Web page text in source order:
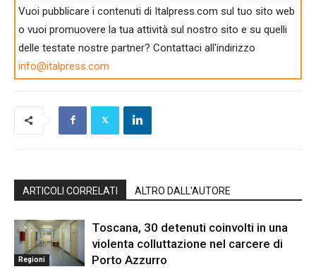
Vuoi pubblicare i contenuti di Italpress.com sul tuo sito web
o vuoi promuovere la tua attività sul nostro sito e su quelli
delle testate nostre partner? Contattaci all'indirizzo
info@italpress.com
ARTICOLI CORRELATI ALTRO DALL'AUTORE
Regioni
Toscana, 30 detenuti coinvolti in una
violenta colluttazione nel carcere di
Porto Azzurro